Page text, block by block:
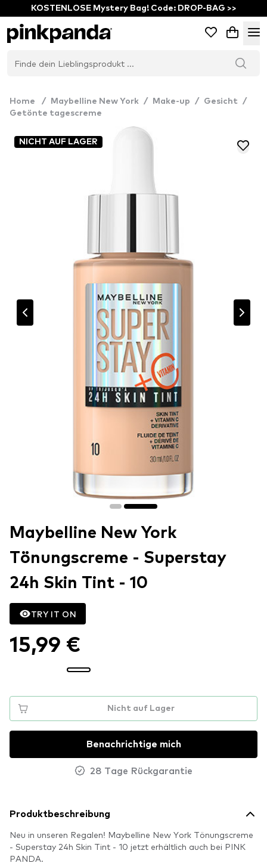
KOSTENLOSE Mystery Bag! Code: DROP-BAG >>
Home / Maybelline New York / Make-up / Gesicht
/
Getönte tagescreme
NICHT AUF LAGER
Maybelline New York
Tönungscreme - Superstay
24h Skin Tint - 10
TRY IT ON
15,99 €
Nicht auf Lager
Benachrichtige mich
28 Tage Rückgarantie
Produktbeschreibung
Neu in unseren Regalen! Maybelline New York Tönungscreme
- Superstay 24h Skin Tint - 10 jetzt erhältlich auch bei PINK
PANDA.